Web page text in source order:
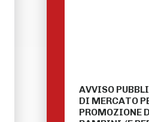
AVVISO
DI MERCATO
PROMOZIONE